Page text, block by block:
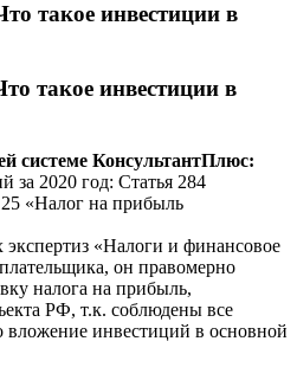
такое инвестиции в
такое инвестиции в
системе КонсультантПлюс:
за 2020 год: Статья 284
«Налог на прибыль
«Налоги и финансовое
он правомерно
налога на прибыль,
РФ, т.к. соблюдены все
вложение инвестиций в основной